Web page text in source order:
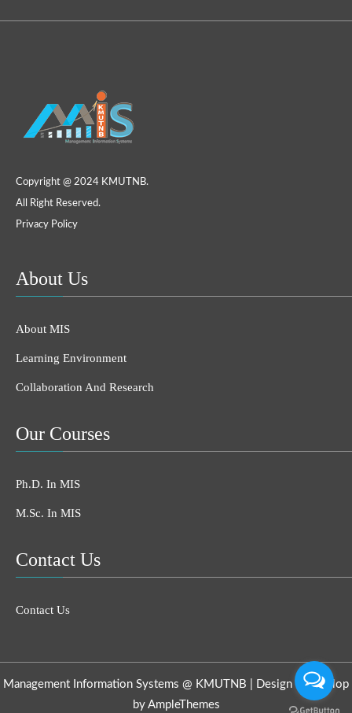
Copyright @ 2024 KMUTNB.
All Right Reserved.
Privacy Policy
About Us
About MIS
Learning Environment
Collaboration And Research
Our Courses
Ph.D. In MIS
M.Sc. In MIS
Contact Us
Contact Us
Management Information Systems @ KMUTNB |
Design & develop
by AmpleThemes